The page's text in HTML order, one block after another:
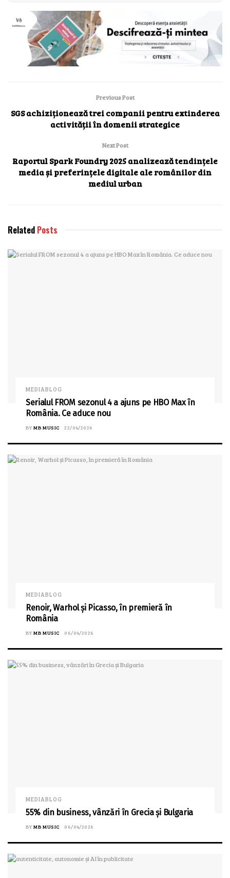
Previous Post
SGS achiziționează trei companii pentru extinderea
activității în domenii strategice
Next Post
Raportul Spark Foundry 2025 analizează tendințele
media și preferințele digitale ale românilor din
mediul urban
Related Posts
MEDIABLOG
Serialul FROM sezonul 4 a ajuns pe HBO Max în
România. Ce aduce nou
BY MB MUSIC 22/04/2026
MEDIABLOG
Renoir, Warhol și Picasso, în premieră în
România
BY MB MUSIC 06/04/2026
MEDIABLOG
55% din business, vânzări în Grecia și Bulgaria
BY MB MUSIC 06/04/2026